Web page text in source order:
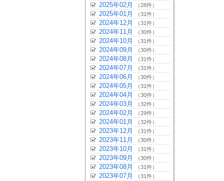
2025年02月 （28件）
2025年01月 （31件）
2024年12月 （31件）
2024年11月 （30件）
2024年10月 （31件）
2024年09月 （30件）
2024年08月 （31件）
2024年07月 （31件）
2024年06月 （30件）
2024年05月 （31件）
2024年04月 （30件）
2024年03月 （32件）
2024年02月 （29件）
2024年01月 （32件）
2023年12月 （31件）
2023年11月 （30件）
2023年10月 （31件）
2023年09月 （30件）
2023年08月 （31件）
2023年07月 （31件）